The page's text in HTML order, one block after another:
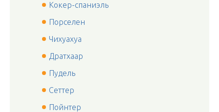
Кокер-спаниэль
Порселен
Чихуахуа
Дратхаар
Пудель
Сеттер
Пойнтер